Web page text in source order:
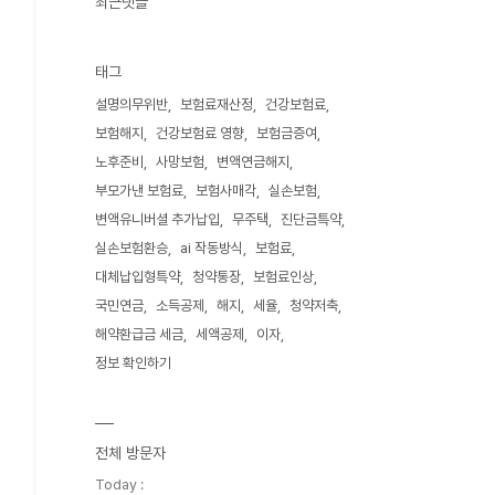
태그
설명의무위반 보험료재산정
건강보험료
보험해지
건강보험료 영향
보험금증여
노후준비
사망보험
변액연금해지
부모가낸 보험료
보험사매각
실손보험
변액유니버셜 추가납입
무주택
진단금특약
실손보험환승
ai 작동방식
보험료
대체납입형특약
청약통장
보험료인상
국민연금
소득공제 해지 세율
청약저축
해약환급금 세금
세액공제
이자
정보 확인하기
전체 방문자
Today :